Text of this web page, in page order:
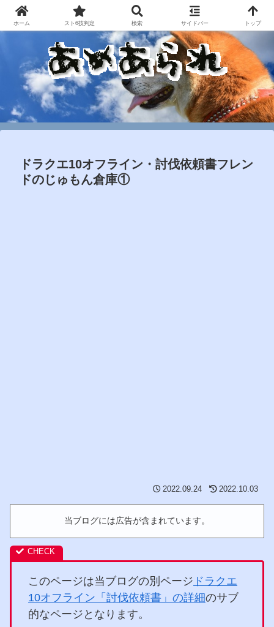
ドラクエ10オフライン・討伐依頼書フレン
ドのじゅもん倉庫①
2022.09.24 2022.10.03
当ブログには広告が含まれています。
このページは当ブログの別ページ ドラクエ
10オフライン「討伐依頼書」の詳細のサブ
的なページとなります。
ホーム スト6技判定 検索 サイドバー トップ